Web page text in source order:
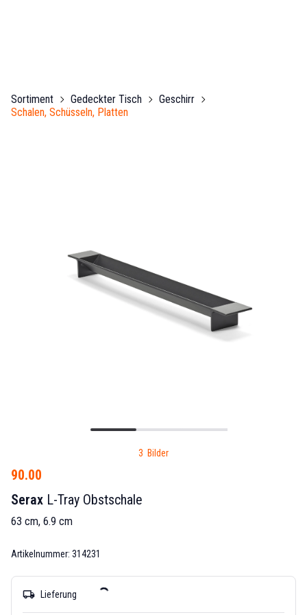
Sortiment Gedeckter Tisch
Geschirr
Schalen, Schüsseln, Platten
3 Bilder
90.00
Serax L-Tray Obstschale
63 cm, 6.9 cm
Artikelnummer: 314231
local_shipping Lieferung